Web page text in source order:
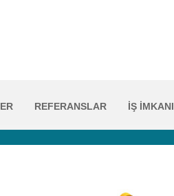
REFERANSLAR İŞ İMKANI